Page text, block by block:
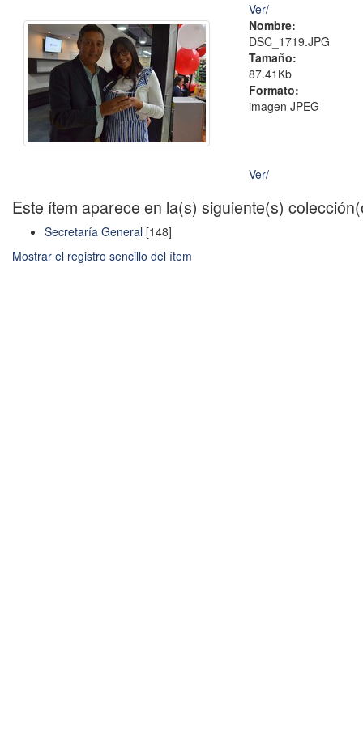
Ver/
Nombre:
DSC_1719.JPG
Tamaño:
87.41Kb
Formato:
imagen JPEG
Ver/
Este ítem aparece en la(s) siguiente(s)
Secretaría General [148]
Mostrar el registro sencillo del ítem